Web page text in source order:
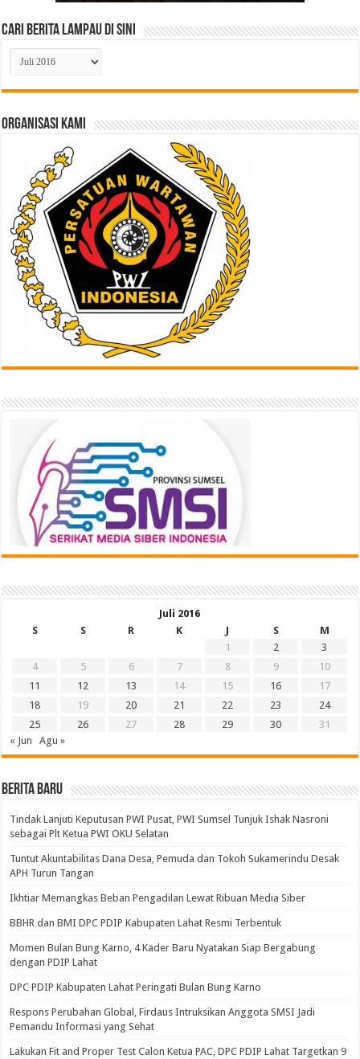
Cari Berita Lampau di Sini
Cari
Berita
Lampau
di
ORGANISASI KAMI
Juli 2016
S
S R K J S
M
1
2
3
4
5 6 7 8 9
10
11
12 13 14 15 16
17
18
19 20 21 22 23
24
25
26 27 28 29 30
31
« Jun
Agu »
BERITA BARU
Tindak Lanjuti Keputusan PWI Pusat, PWI Sumsel Tunjuk Ishak Nasroni
sebagai Plt Ketua PWI OKU Selatan
Tuntut Akuntabilitas Dana Desa, Pemuda dan Tokoh Sukamerindu Desak
APH Turun Tangan
Ikhtiar Memangkas Beban Pengadilan Lewat Ribuan Media Siber
BBHR dan BMI DPC PDIP Kabupaten Lahat Resmi Terbentuk
Momen Bulan Bung Karno, 4 Kader Baru Nyatakan Siap Bergabung
dengan PDIP Lahat
DPC PDIP Kabupaten Lahat Peringati Bulan Bung Karno
Respons Perubahan Global, Firdaus Intruksikan Anggota SMSI Jadi
Pemandu Informasi yang Sehat
Lakukan Fit and Proper Test Calon Ketua PAC, DPC PDIP Lahat Targetkan 9